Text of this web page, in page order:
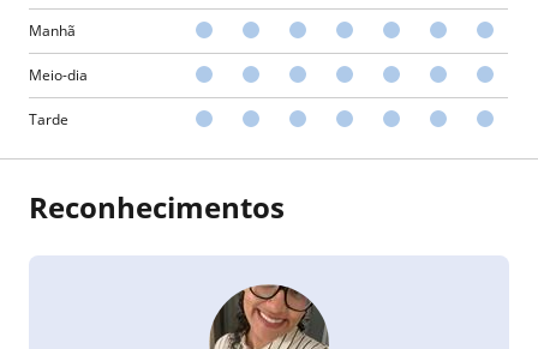
Manhã
Meio-dia
Tarde
Reconhecimentos